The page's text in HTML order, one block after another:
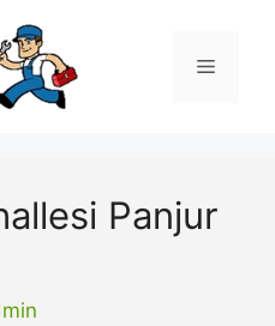
Menü
Panjur